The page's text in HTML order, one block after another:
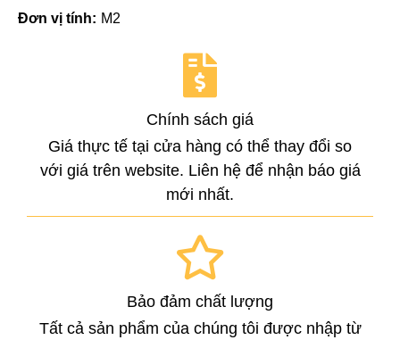
Đơn vị tính: M2
Chính sách giá
Giá thực tế tại cửa hàng có thể thay đổi so
với giá trên website. Liên hệ để nhận báo giá
mới nhất.
Bảo đảm chất lượng
Tất cả sản phẩm của chúng tôi được nhập từ